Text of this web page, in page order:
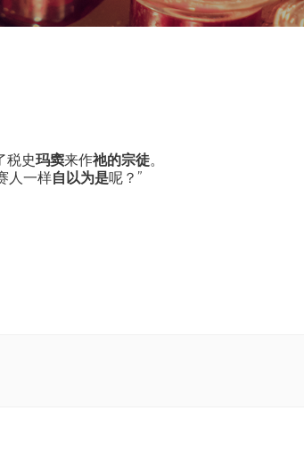
税史玛窦来作祂的宗徒。
人一样自以为是呢？”